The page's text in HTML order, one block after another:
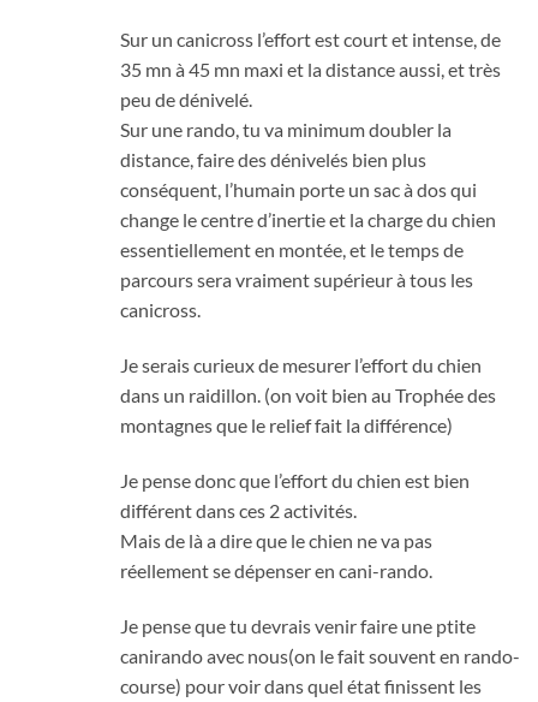
Sur un canicross l’effort est court et intense, de
35 mn à 45 mn maxi et la distance aussi, et très
peu de dénivelé.
Sur une rando, tu va minimum doubler la
distance, faire des dénivelés bien plus
conséquent, l’humain porte un sac à dos qui
change le centre d’inertie et la charge du chien
essentiellement en montée, et le temps de
parcours sera vraiment supérieur à tous les
canicross.
Je serais curieux de mesurer l’effort du chien
dans un raidillon. (on voit bien au Trophée des
montagnes que le relief fait la différence)
Je pense donc que l’effort du chien est bien
différent dans ces 2 activités.
Mais de là a dire que le chien ne va pas
réellement se dépenser en cani-rando.
Je pense que tu devrais venir faire une ptite
canirando avec nous(on le fait souvent en rando-
course) pour voir dans quel état finissent les